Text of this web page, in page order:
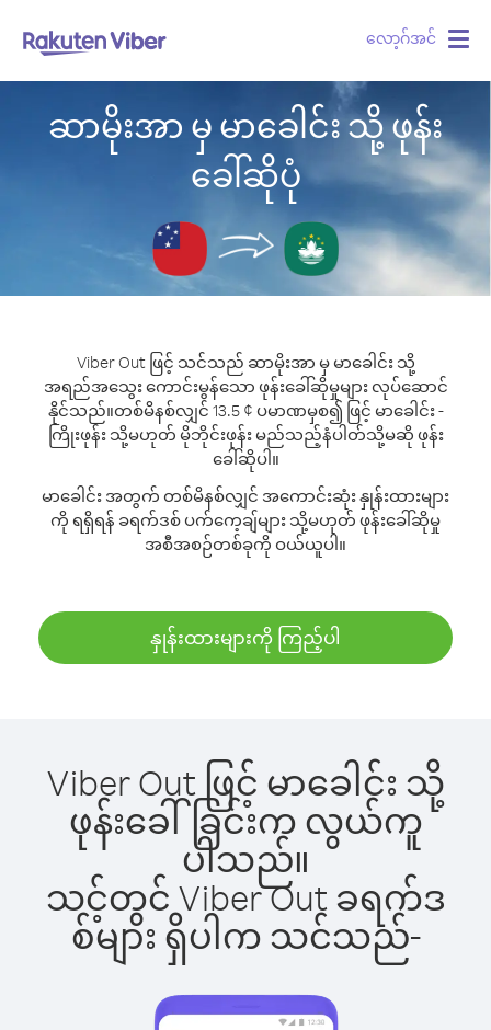
လော့ဂ်အင်
ဆာမိုးအာ မှ မာခေါင်း သို့ ဖုန်း
ခေါ်ဆိုပုံ
Viber Out ဖြင့် သင်သည် ဆာမိုးအာ မှ မာခေါင်း သို့
အရည်အသွေး ကောင်းမွန်သော ဖုန်းခေါ်ဆိုမှုများ လုပ်ဆောင်
နိုင်သည်။တစ်မိနစ်လျှင် 13.5 ¢ ပမာဏမှစ၍ ဖြင့် မာခေါင်း -
ကြိုးဖုန်း သို့မဟုတ် မိုဘိုင်းဖုန်း မည်သည့်နံပါတ်သို့မဆို ဖုန်း
ခေါ်ဆိုပါ။
မာခေါင်း အတွက် တစ်မိနစ်လျှင် အကောင်းဆုံး နှုန်းထားများ
ကို ရရှိရန် ခရက်ဒစ် ပက်ကေ့ချ်များ သို့မဟုတ် ဖုန်းခေါ်ဆိုမှု
အစီအစဉ်တစ်ခုကို ဝယ်ယူပါ။
နှုန်းထားများကို ကြည့်ပါ
Viber Out ဖြင့် မာခေါင်း သို့
ဖုန်းခေါ်ခြင်းက လွယ်ကူ
ပါသည်။
သင့်တွင် Viber Out ခရက်ဒ
စ်များ ရှိပါက သင်သည်-